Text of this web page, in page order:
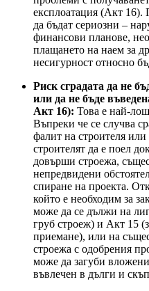
експлоатация (Акт 16).
да бъдат сериозни –
финансови планове,
плащането на наем за
несигурност относно
Риск сградата да не
или да не бъде
Акт 16): Това е най-
Въпреки че се случва
фалит на строителя
строителят да е поел
довърши строежа,
непредвидени
спиране на проекта.
който е необходим за
може да се дължи на
груб строеж) и Акт 15
приемане), или на
строежа с одобрения
може да загуби
въвлечен в дълги и